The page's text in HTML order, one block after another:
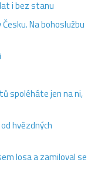
i bez stanu
Na bohoslužbu
spoléháte jen na ni,
hvězdných
losa a zamiloval se